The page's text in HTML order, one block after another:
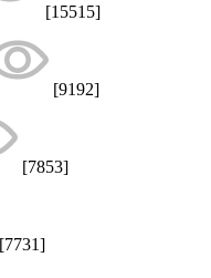
[15515]
[9192]
[7853]
[7731]